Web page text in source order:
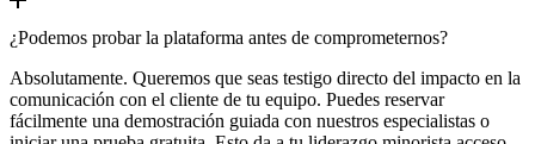
¿Podemos probar la plataforma antes de comprometernos?
Absolutamente. Queremos que seas testigo directo del impacto en la
comunicación con el cliente de tu equipo. Puedes reservar
fácilmente una demostración guiada con nuestros especialistas o